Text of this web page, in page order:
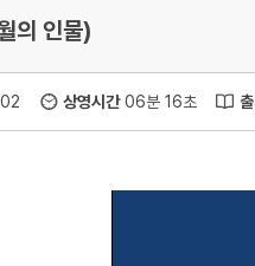
의 인물)
상영시간06분 16초